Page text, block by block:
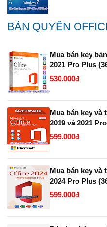
BẢN QUYỀN
Mua bán key
2021 Pro Plus
Bit.
530.000đ
Mua bán key và
2019 và 2021
599.000đ
Mua bán key và
2024 Pro Plus
599.000đ